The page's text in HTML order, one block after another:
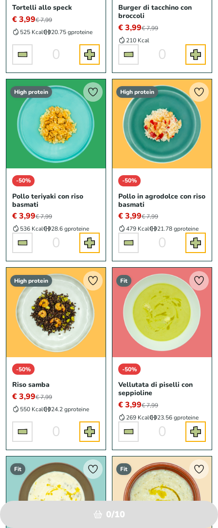
Tortelli allo speck
€ 3,99€ 7,99
525 Kcal
20.75 gproteine
0
Burger di tacchino con
broccoli
€ 3,99€ 7,99
210 Kcal
0
High protein
-50%
Pollo teriyaki con riso
basmati
€ 3,99€ 7,99
536 Kcal
28.6 gproteine
0
High protein
-50%
Pollo in agrodolce con riso
basmati
€ 3,99€ 7,99
479 Kcal
21.78 gproteine
0
High protein
-50%
Riso samba
€ 3,99€ 7,99
550 Kcal
24.2 gproteine
0
Fit
-50%
Vellutata di piselli con
seppioline
€ 3,99€ 7,99
269 Kcal
23.56 gproteine
0
Fit Fit
0/10